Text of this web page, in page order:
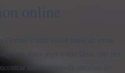
online
e uma visual novel de terror
sim. Voce joga como Dust, que por
um demonio da paralisia do